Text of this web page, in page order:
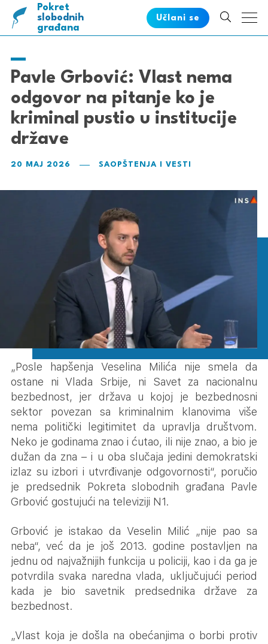
Pokret
pametnih
slobodnih
građana
Učlani se
Pavle Grbović: Vlast nema
odgovor na pitanje ko je
kriminal pustio u institucije
države
20 MAJ 2026 SAOPŠTENJA I VESTI
„Posle hapšenja Veselina Milića nije smela da
ostane ni Vlada Srbije, ni Savet za nacionalnu
bezbednost, jer država u kojoj je bezbednosni
sektor povezan sa kriminalnim klanovima više
nema politički legitimitet da upravlja društvom.
Neko je godinama znao i ćutao, ili nije znao, a bio je
dužan da zna – i u oba slučaja jedini demokratski
izlaz su izbori i utvrđivanje odgovornosti“, poručio
je predsednik Pokreta slobodnih građana Pavle
Grbović gostujući na televiziji N1.
Grbović je istakao da Veselin Milić „nije pao sa
neba“, već da je još 2013. godine postavljen na
jednu od najvažnijih funkcija u policiji, kao i da ga je
potvrdila svaka naredna vlada, uključujući period
kada je bio savetnik predsednika države za
bezbednost.
„Vlast koja je došla na obećanjima o borbi protiv